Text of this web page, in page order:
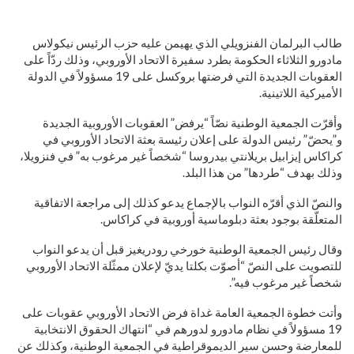
طالب البرلمان الفنزويلي الذي يهيمن عليه حزب الرئيس نيكولاس
مادورو الثلاثاء الحكومة بطرد سفيرة الاتحاد الأوروبي، وذلك ردّاً على
العقوبات الجديدة التي فرضتها بروكسل على 19 مسؤولاً في الدولة
الأميركية اللاتينية.
وأقرّت الجمعية الوطنية نصّاً “يرفض” العقوبات الأوروبية الجديدة
و”يحضّ” رئيس الدولة على إعلان رئيسة بعثة الاتحاد الأوروبي في
كراكاس إيزابيل بريلانتي بيدروسا “شخصاً غير مرغوب به” في فنزويلا،
وذلك بهدف “طردها” من هذا البلد.
والنصّ الذي أقرّه النواب بالإجماع يدعو كذلك إلى مراجعة الاتفاقية
المتعلّقة بوجود بعثة دبلوماسية أوروبية في كراكاس.
وقال رئيس الجمعية الوطنية خورخي رودريغيز قبل أن يدعو النواب
للتصويت على النصّ “أصوّت بكلتا يديّ لإعلان ممثّلة الاتحاد الأوروبي
شخصاً غير مرغوب فيه”.
وأتت خطوة الجمعية العامة غداة فرض الاتحاد الأوروبي عقوبات على
19 مسؤولاً في نظام مادورو لدورهم في “انتهاك الحقوق الانتخابية
للمعارضة وحسن سير الديموقراطية في الجمعية الوطنية، وكذلك عن